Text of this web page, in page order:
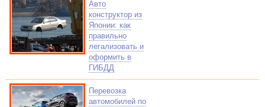
Авто
конструктор из
Японии: как
правильно
легализовать и
оформить в
ГИБДД
Перевозка
автомобилей по